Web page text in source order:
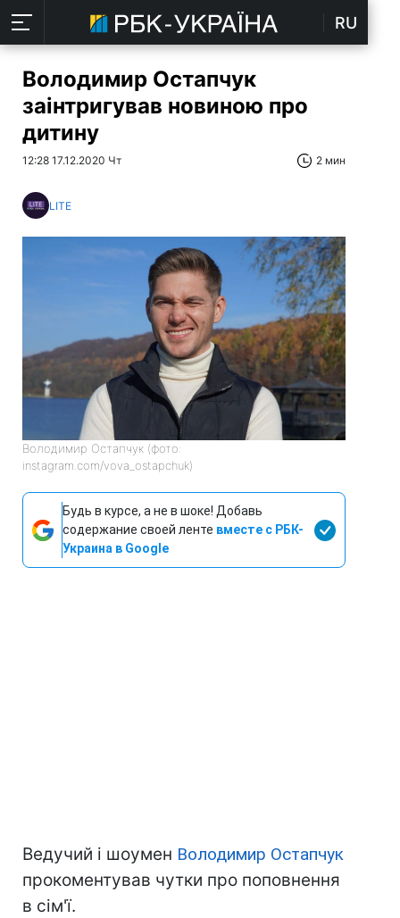
RU
Володимир Остапчук
заінтригував новиною про
дитину
12:28 17.12.2020 Чт 2 мин
LITE
Володимир Остапчук (фото:
instagram.com/vova_ostapchuk)
Будь в курсе, а не в шоке! Добавь
содержание своей ленте вместе с РБК-
Украина в Google
Ведучий і шоумен Володимир Остапчук
прокоментував чутки про поповнення
в сім'ї.